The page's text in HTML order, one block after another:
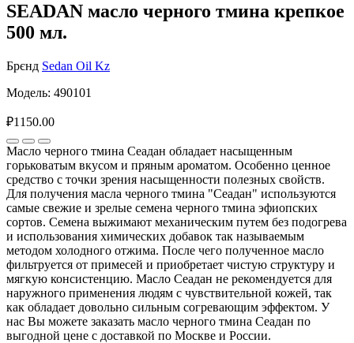
SEADAN масло черного тмина крепкое
500 мл.
Брєнд Sedan Oil Kz
Модель: 490101
₽1150.00
Масло черного тмина Сеадан обладает насыщенным
горьковатым вкусом и пряным ароматом. Особенно ценное
средство с точки зрения насыщенности полезных свойств.
Для получения масла черного тмина "Сеадан" используются
самые свежие и зрелые семена черного тмина эфиопских
сортов. Семена выжимают механическим путем без подогрева
и использования химических добавок так называемым
методом холодного отжима. После чего полученное масло
фильтруется от примесей и приобретает чистую структуру и
мягкую консистенцию. Масло Сеадан не рекомендуется для
наружного применения людям с чувствительной кожей, так
как обладает довольно сильным согревающим эффектом. У
нас Вы можете заказать масло черного тмина Сеадан по
выгодной цене с доставкой по Москве и России.